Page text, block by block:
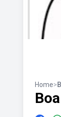
Home>